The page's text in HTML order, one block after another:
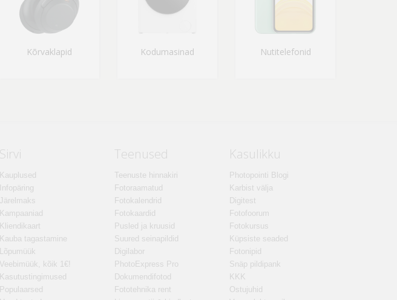
Kõrvaklapid Kodumasinad Nutitelefonid
Sirvi
Kauplused
Infopäring
Järelmaks
Kampaaniad
Kliendikaart
Kauba tagastamine
Lõpumüük
Veebimüük, kõik 1€!
Kasutustingimused
Populaarsed
Teenused
Teenuste hinnakiri
Fotoraamatud
Fotokalendrid
Fotokaardid
Pusled ja kruusid
Suured seinapildid
Digilabor
PhotoExpress Pro
Dokumendifotod
Fototehnika rent
Kasulikku
Photopointi Blogi
Karbist välja
Digitest
Fotofoorum
Fotokursus
Küpsiste seaded
Fotonipid
Snäp pildipank
KKK
Ostujuhid